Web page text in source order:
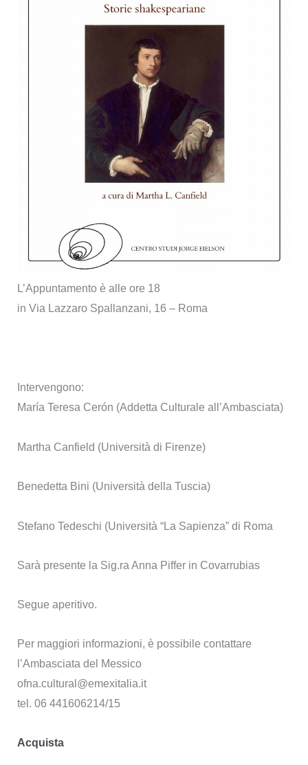
L’Appuntamento è alle ore 18
in Via Lazzaro Spallanzani, 16 – Roma
Intervengono:
María Teresa Cerón (Addetta Culturale all’Ambasciata)
Martha Canfield (Università di Firenze)
Benedetta Bini (Università della Tuscia)
Stefano Tedeschi (Università “La Sapienza” di Roma
Sarà presente la Sig.ra Anna Piffer in Covarrubias
Segue aperitivo.
Per maggiori informazioni, è possibile contattare
l’Ambasciata del Messico
ofna.cultural@emexitalia.it
tel. 06 441606214/15
Acquista